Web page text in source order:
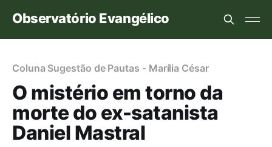
Observatório Evangélico
Coluna Sugestão de Pautas - Marília César
O mistério em torno da
morte do ex-satanista
Daniel Mastral